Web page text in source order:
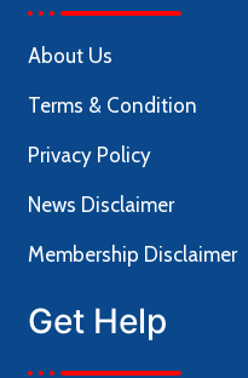
About Us
Terms & Condition
Privacy Policy
News Disclaimer
Membership Disclaimer
Get Help